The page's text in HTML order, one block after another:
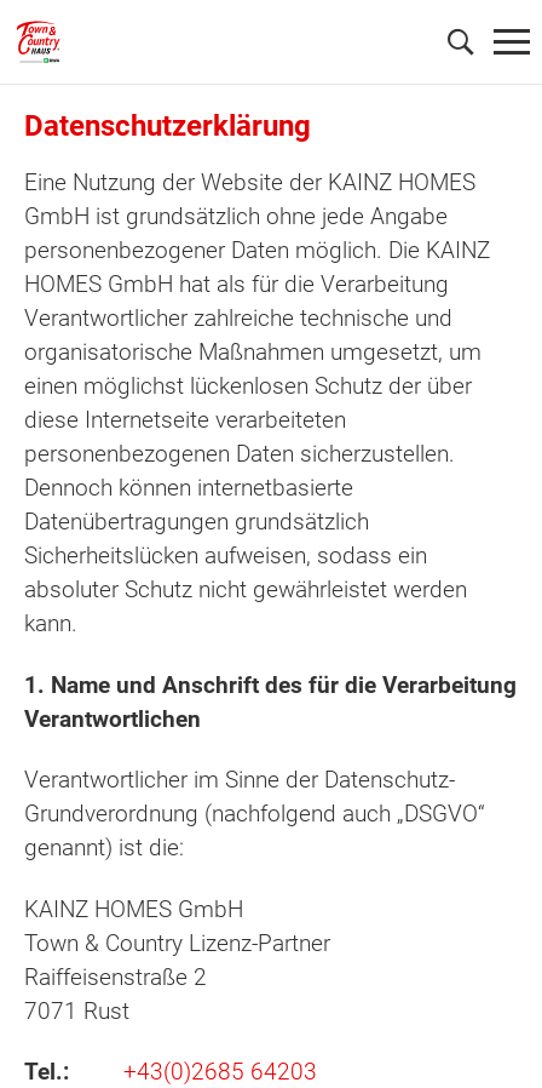
Datenschutzerklärung
Eine Nutzung der Website der KAINZ HOMES
GmbH ist grundsätzlich ohne jede Angabe
personenbezogener Daten möglich. Die KAINZ
HOMES GmbH hat als für die Verarbeitung
Verantwortlicher zahlreiche technische und
organisatorische Maßnahmen umgesetzt, um
einen möglichst lückenlosen Schutz der über
diese Internetseite verarbeiteten
personenbezogenen Daten sicherzustellen.
Dennoch können internetbasierte
Datenübertragungen grundsätzlich
Sicherheitslücken aufweisen, sodass ein
absoluter Schutz nicht gewährleistet werden
kann.
1. Name und Anschrift des für die Verarbeitung
Verantwortlichen
Verantwortlicher im Sinne der Datenschutz-
Grundverordnung (nachfolgend auch „DSGVO“
genannt) ist die:
KAINZ HOMES GmbH
Town & Country Lizenz-Partner
Raiffeisenstraße 2
7071 Rust
Tel.:
+43(0)2685 64203